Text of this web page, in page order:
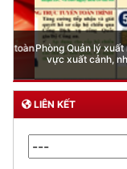
Phòng Quản lý xuất
vực xuất cảnh, nhập
LIÊN KẾT